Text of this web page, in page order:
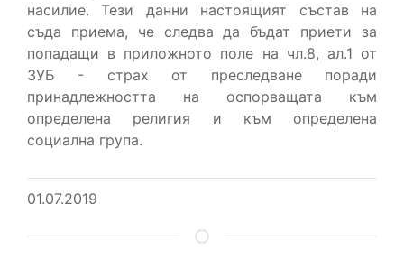
насилие. Тези данни настоящият състав на
съда приема, че следва да бъдат приети за
попадащи в приложното поле на чл.8, ал.1 от
ЗУБ - страх от преследване поради
принадлежността на оспорващата към
определена религия и към определена
социална група.
01.07.2019